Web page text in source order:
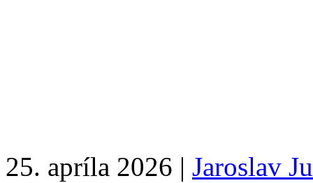
25. apríla 2026 | Jaroslav